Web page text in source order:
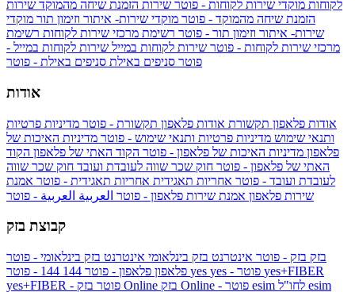
לקוחות מוקדי שירות לקוחות - פוטר שירות הזמנת שיחה מהמוקד שירות
הזמנת שיחה מהמוקד - פוטר מוקדי שירות- איתור וזימון תור מוקדי
שירות- איתור וזימון תור - פוטר רשימת מרכזי שירות לקוחות רשימת
מרכזי שירות לקוחות - פוטר שירות לקוחות במייל שירות לקוחות במייל -
פוטר סניפים באילת סניפים באילת - פוטר
אודות
אודות פלאפון תקשורת אודות פלאפון תקשורת - פוטר מדיניות פרטיות
ותנאי שימוש מדיניות פרטיות ותנאי שימוש - פוטר מדיניות האיכות של
פלאפון מדיניות האיכות של פלאפון - פוטר הקוד האתי של פלאפון הקוד
האתי של פלאפון - פוטר חוק שכר שווה לעובדת ועובד חוק שכר שווה
לעובדת ועובד - פוטר אחריות תאגידית אחריות תאגידית - פוטר אמנת
שירות פלאפון אמנת שירות פלאפון - פוטר العربية العربية - פוטר
קבוצת בזק
בזק בזק - פוטר אינטרנט בזק בינלאומי אינטרנט בזק בינלאומי - פוטר
פלאפון פלאפון - פוטר 144 yes
yes+FIBER
yes+FIBER - פוטר בזק Online esim